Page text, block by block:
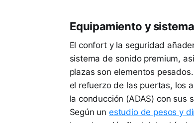
Equipamiento y
El confort y la seguridad
sistema de sonido premium,
plazas son elementos
el refuerzo de las puertas, los
la conducción (ADAS) con sus
Según un estudio de pesos y